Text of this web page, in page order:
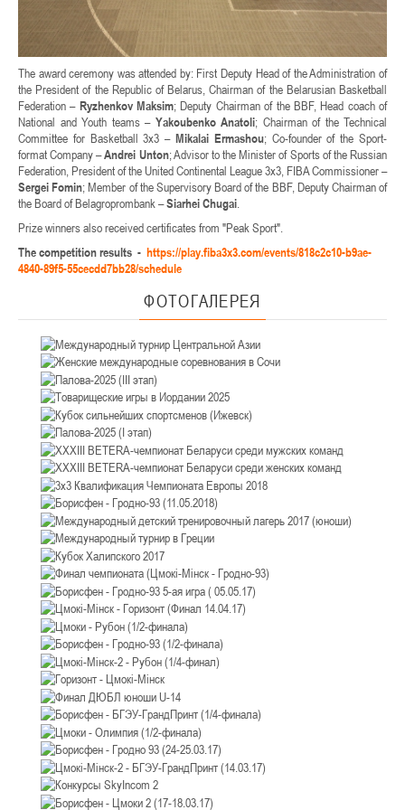
The award ceremony was attended by: First Deputy Head of the Administration of
the President of the Republic of Belarus, Chairman of the Belarusian Basketball
Federation – Ryzhenkov Maksim; Deputy Chairman of the BBF, Head coach of
National and Youth teams – Yakoubenko Anatoli; Chairman of the Technical
Committee for Basketball 3x3 – Mikalai Ermashou; Co-founder of the Sport-
format Company –Andrei Unton; Advisor to the Minister of Sports of the Russian
Federation, President of the United Continental League 3x3, FIBA Commissioner –
Sergei Fomin; Member of the Supervisory Board of the BBF, Deputy Chairman of
the Board of Belagroprombank –Siarhei Chugai
Prize winners also received certificates from "Peak Sport".
The competition results - https://play.fiba3x3.com/events/818c2c10-b9ae-
4840-89f5-55cecdd7bb28/schedule
ФОТОГАЛЕРЕЯ